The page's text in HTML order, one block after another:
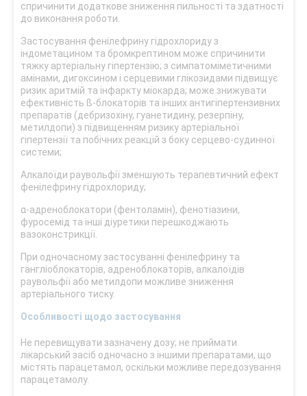
спричинити додаткове зниження пильності та здатності
до виконання роботи.
Застосування фенілефрину гідрохлориду з
індометацином та бромкрептином може спричинити
тяжку артеріальну гіпертензію; з симпатоміметичними
амінами, дигоксином і серцевими глікозидами підвищує
ризик аритмій та інфаркту міокарда; може знижувати
ефективність ß-блокаторів та інших антигіпертензивних
препаратів (дебризохіну, гуанетидину, резерпіну,
метилдопи) з підвищенням ризику артеріальної
гіпертензії та побічних реакцій з боку серцево-судинної
системи;
Алкалоїди раувольфії зменшують терапевтичний ефект
фенілефрину гідрохлориду;
α-адреноблокатори (фентоламін), фенотіазини,
фуросемід та інші діуретики перешкоджають
вазоконстрикції.
При одночасному застосуванні фенілефрину та
гангліоблокаторів, адреноблокаторів, алкалоїдів
раувольфії або метилдопи можливе зниження
артеріального тиску.
Особливості щодо застосування
Не перевищувати зазначену дозу; не приймати
лікарський засіб одночасно з іншими препаратами, що
містять парацетамол, оскільки можливе передозування
парацетамолу.